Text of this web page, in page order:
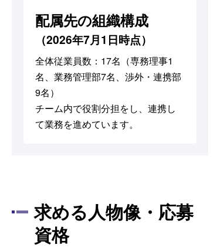
配属先の組織構成
（2026年7月1日時点）
全体従業員数：17名（専務理事1
名、業務管理部7名、渉外・連携部
9名）
チーム内で役割分担をし、連携し
て業務を進めています。
求める人物像・応募
資格